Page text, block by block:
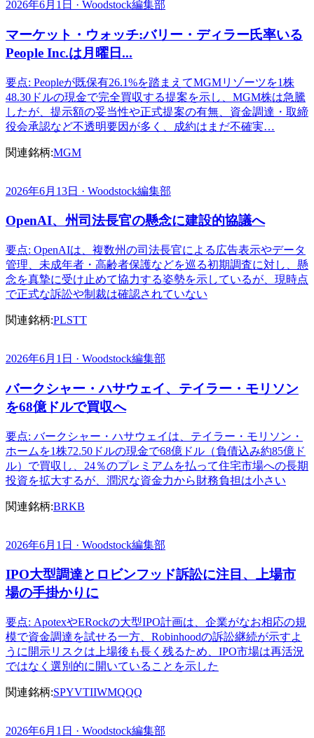
2026年6月1日 · Woodstock編集部
マーケット・ウォッチ:バリー・ディラー氏率いる
People Inc.は月曜日...
要点: Peopleが既保有26.1%を踏まえてMGMリゾーツを1株
48.30ドルの現金で完全買収する提案を示し、MGM株は急騰
したが、提示額の妥当性や正式提案の有無、資金調達・取締
役会承認など不透明要因が多く、成約はまだ不確実…
関連銘柄:MGM
2026年6月13日 · Woodstock編集部
OpenAI、州司法長官の懸念に建設的協議へ
要点: OpenAIは、複数州の司法長官による広告表示やデータ
管理、未成年者・高齢者保護などを巡る初期調査に対し、懸
念を真摯に受け止めて協力する姿勢を示しているが、現時点
で正式な訴訟や制裁は確認されていない
関連銘柄:PLSTT
2026年6月1日 · Woodstock編集部
バークシャー・ハサウェイ、テイラー・モリソン
を68億ドルで買収へ
要点: バークシャー・ハサウェイは、テイラー・モリソン・
ホームを1株72.50ドルの現金で68億ドル（負債込み約85億ド
ル）で買収し、24％のプレミアムを払って住宅市場への長期
投資を拡大するが、潤沢な資金力から財務負担は小さい
関連銘柄:BRKB
2026年6月1日 · Woodstock編集部
IPO大型調達とロビンフッド訴訟に注目、上場市
場の手掛かりに
要点: ApotexやERockの大型IPO計画は、企業がなお相応の規
模で資金調達を試せる一方、Robinhoodの訴訟継続が示すよ
うに開示リスクは上場後も長く残るため、IPO市場は再活況
ではなく選別的に開いていることを示した
関連銘柄:SPYVTIIWMQQQ
2026年6月1日 · Woodstock編集部